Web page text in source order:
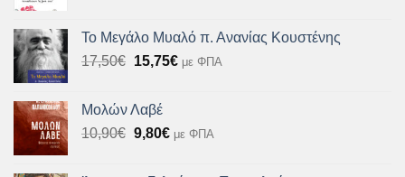
10,90€.είναι:
9,81€.
Το Μεγάλο Μυαλό π. Ανανίας Κουστένης
17,50€ Original
17,50€.
15,75€Η
15,75€.
με ΦΠΑ
Μολών Λαβέ
10,90€ Original
9,80€Ημε ΦΠΑ